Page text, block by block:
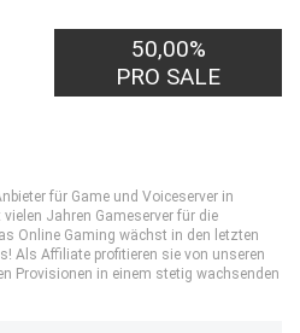
50,00%
PRO SALE
für Game und Voiceserver in
Jahren Gameserver für die
Online Gaming wächst in den letzten
Als Affiliate profitieren sie von unseren
Provisionen in einem stetig wachsenden